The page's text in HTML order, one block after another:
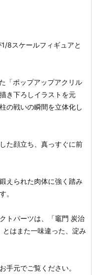
8スケールフィギュアと
「ポップアップアクリル
き下ろしイラストを元
の戦いの瞬間を立体化し
た顔立ち、真っすぐに前
えられた肉体に強く踏み
。
トパーツは、「竈門 炭治
はまた一味違った、淀み
手元でご覧ください。